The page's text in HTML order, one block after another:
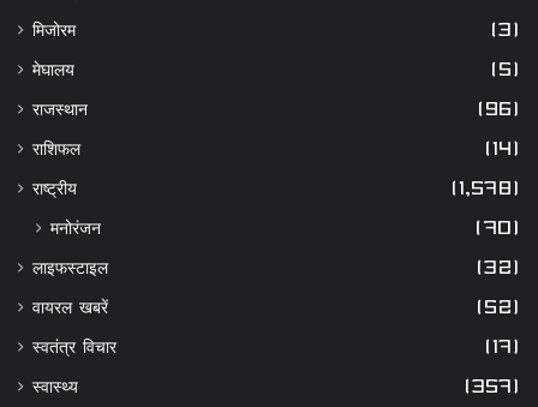
मिजोरम (3)
मेघालय (5)
राजस्थान (96)
राशिफल (14)
राष्ट्रीय (1,578)
मनोरंजन (70)
लाइफस्टाइल (32)
वायरल खबरें (52)
स्वतंत्र विचार (17)
स्वास्थ्य (357)